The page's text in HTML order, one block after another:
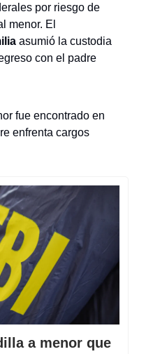
por riesgo de
menor. El
asumió la custodia
con el padre
fue encontrado en
enfrenta cargos
a menor que